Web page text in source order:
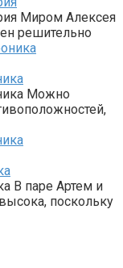
Миром Алексея
решительно
Можно
В паре Артем и
поскольку